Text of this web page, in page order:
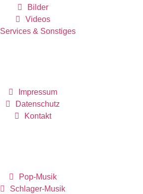
Bilder
Videos
Services & Sonstiges
Impressum
Datenschutz
Kontakt
Pop-Musik
Schlager-Musik